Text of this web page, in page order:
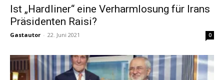
Ist „Hardliner“ eine Verharmlosung für Irans
Präsidenten Raisi?
Gastautor - 22. Juni 2021 0